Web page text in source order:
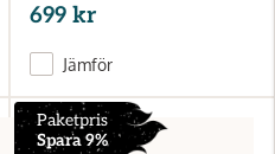
699 kr
Jämför
Paketpris
Spara 9%